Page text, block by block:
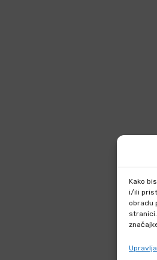
Kako
i/ili
obradu